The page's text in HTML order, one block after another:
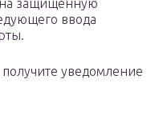
на защищенную
ввода
уведомление